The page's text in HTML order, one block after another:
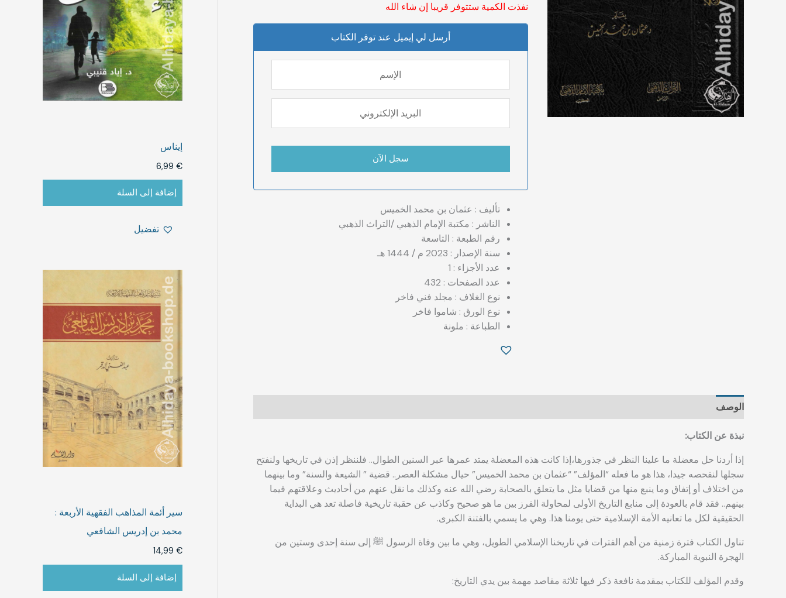
نفذت الكمية ستتوفر قريبا إن شاء الله
أرسل لي إيميل عند توفر الكتاب
تأليف : عثمان بن محمد الخميس
الناشر : مكتبة الإمام الذهبي /التراث الذهبي
رقم الطبعة : التاسعة
سنة الإصدار : 2023 م / 1444 هـ
عدد الأجزاء : 1
عدد الصفحات : 432
نوع الغلاف : مجلد فني فاخر
نوع الورق : شاموا فاخر
الطباعة : ملونة
الوصف
نبذة عن الكتاب:
إذا أردنا حل معضلة ما علينا النظر في جذورها،إذا كانت هذه المعضلة يمتد عمرها عبر السنين الطوال.. فلننظر إذن في تاريخها ولنفتح
سجلها لنفحصه جيدا، هذا هو ما فعله “المؤلف” “عثمان بن محمد الخميس” حيال مشكلة العصر.. قضية ” الشيعة والسنة” وما بينهما
من اختلاف أو إتفاق وما ينبع منها من قضايا مثل ما يتعلق بالصحابة رضي الله عنه وكذلك ما نقل عنهم من أحاديث وعلاقتهم فيما
بينهم.. فقد قام بالعودة إلى منابع التاريخ الأولى لمحاولة الفرز بين ما هو صحيح وكاذب عن حقبة تاريخية فاصلة تعد هي البداية
الحقيقية لكل ما تعانيه الأمة الإسلامية حتى يومنا هذا. وهي ما يسمي بالفتنة الكبرى.
تناول الكتاب فترة زمنية من أهم الفترات في تاريخنا الإسلامي الطويل، وهي ما بين وفاة الرسول ﷺ إلى سنة إحدى وستين من
الهجرة النبوية المباركة.
وقدم المؤلف للكتاب بمقدمة نافعة ذكر فيها ثلاثة مقاصد مهمة بين يدي التاريخ:
إيناس
6,99 €
إضافة إلى السلة
تفضيل
سير أئمة المذاهب الفقهية الأربعة :
محمد بن إدريس الشافعي
14,99 €
إضافة إلى السلة